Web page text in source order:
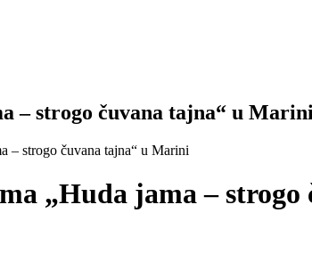
– strogo čuvana tajna“ u Marini
– strogo čuvana tajna“ u Marini
„Huda jama –